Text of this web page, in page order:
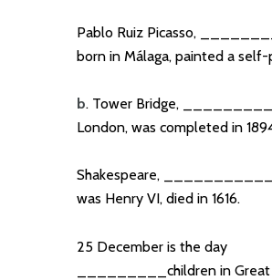
Pablo Ruiz Picasso,
born in Málaga, painted a
b. Tower Bridge,
London, was completed in
Shakespeare,
was Henry VI, died in 1616.
25 December is the day
_________children in Great